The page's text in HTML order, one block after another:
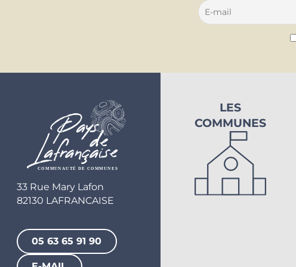
33 Rue Mary Lafon
82130 LAFRANCAISE
05 63 65 91 90
LES
COMMUNES